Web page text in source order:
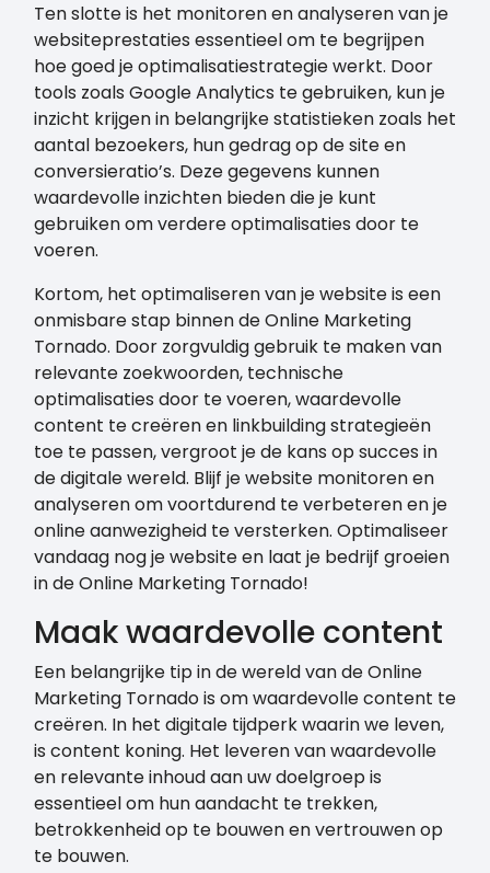
Ten slotte is het monitoren en analyseren van je
websiteprestaties essentieel om te begrijpen
hoe goed je optimalisatiestrategie werkt. Door
tools zoals Google Analytics te gebruiken, kun je
inzicht krijgen in belangrijke statistieken zoals het
aantal bezoekers, hun gedrag op de site en
conversieratio’s. Deze gegevens kunnen
waardevolle inzichten bieden die je kunt
gebruiken om verdere optimalisaties door te
voeren.
Kortom, het optimaliseren van je website is een
onmisbare stap binnen de Online Marketing
Tornado. Door zorgvuldig gebruik te maken van
relevante zoekwoorden, technische
optimalisaties door te voeren, waardevolle
content te creëren en linkbuilding strategieën
toe te passen, vergroot je de kans op succes in
de digitale wereld. Blijf je website monitoren en
analyseren om voortdurend te verbeteren en je
online aanwezigheid te versterken. Optimaliseer
vandaag nog je website en laat je bedrijf groeien
in de Online Marketing Tornado!
Maak waardevolle content
Een belangrijke tip in de wereld van de Online
Marketing Tornado is om waardevolle content te
creëren. In het digitale tijdperk waarin we leven,
is content koning. Het leveren van waardevolle
en relevante inhoud aan uw doelgroep is
essentieel om hun aandacht te trekken,
betrokkenheid op te bouwen en vertrouwen op
te bouwen.